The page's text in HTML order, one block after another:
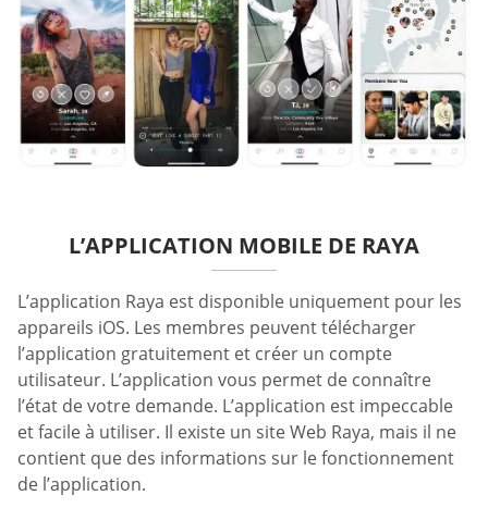
L’APPLICATION MOBILE DE RAYA
L’application Raya est disponible uniquement pour les
appareils iOS. Les membres peuvent télécharger
l’application gratuitement et créer un compte
utilisateur. L’application vous permet de connaître
l’état de votre demande. L’application est impeccable
et facile à utiliser. Il existe un site Web Raya, mais il ne
contient que des informations sur le fonctionnement
de l’application.